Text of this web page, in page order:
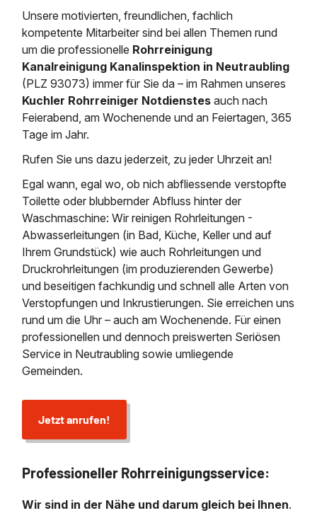
Kanalreinigung
Kanalinspektion
Grubenentleerung
24h Notdienst
Kosten Preise
Rohrreinigungsdienst
Wasserhaltung
Dükerreinigung
Entleerung und Reinigung
Regenrückhaltebecken
Grubenentleerung und
Sickerschacht Reinigung
Abfallzwischenlager
Schießstandsanierung -
Geschosssandfang
Mobile Schlamm-
Fettabscheider
Entsorgung
Saugbagger / LuftförderanlageSaugbagger für Tiefbau
Saugbagger und Pumpen
Fermenter-Entleerung
Regenrückhaltebecken
Entschlammung
Heizung / Sanitär
Tiefbau
Unternehmen
Zertifikate /
Stellenangebote
Kontakt
Unsere motivierten, freundlichen, fachlich
kompetente Mitarbeiter sind bei allen Themen rund
um die professionelle Rohrreinigung
Kanalreinigung Kanalinspektion in Neutraubling
(PLZ 93073) immer für Sie da – im Rahmen unseres
Kuchler Rohrreiniger Notdienstes auch nach
Feierabend, am Wochenende und an Feiertagen, 365
Tage im Jahr.
Rufen Sie uns dazu jederzeit, zu jeder Uhrzeit an!
Egal wann, egal wo, ob nich abfliessende verstopfte
Toilette oder blubbernder Abfluss hinter der
Waschmaschine: Wir reinigen Rohrleitungen -
Abwasserleitungen (in Bad, Küche, Keller und auf
Ihrem Grundstück) wie auch Rohrleitungen und
Druckrohrleitungen (im produzierenden Gewerbe)
und beseitigen fachkundig und schnell alle Arten von
Verstopfungen und Inkrustierungen. Sie erreichen uns
rund um die Uhr – auch am Wochenende. Für einen
professionellen und dennoch preiswerten Seriösen
Service in Neutraubling sowie umliegende
Gemeinden.
Jetzt anrufen!
Professioneller Rohrreinigungsservice:
Wir sind in der Nähe und darum gleich bei Ihnen.